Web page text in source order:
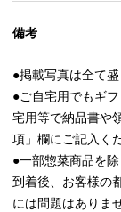
備考
●掲載写真は全て
●ご自宅用でもギ
宅用等で納品書や
項」欄にご記入く
●一部惣菜商品を
到着後、お客様の
には問題はありま